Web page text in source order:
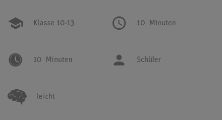
Klasse 10-13 10 Minuten
10 Minuten Schüler
leicht